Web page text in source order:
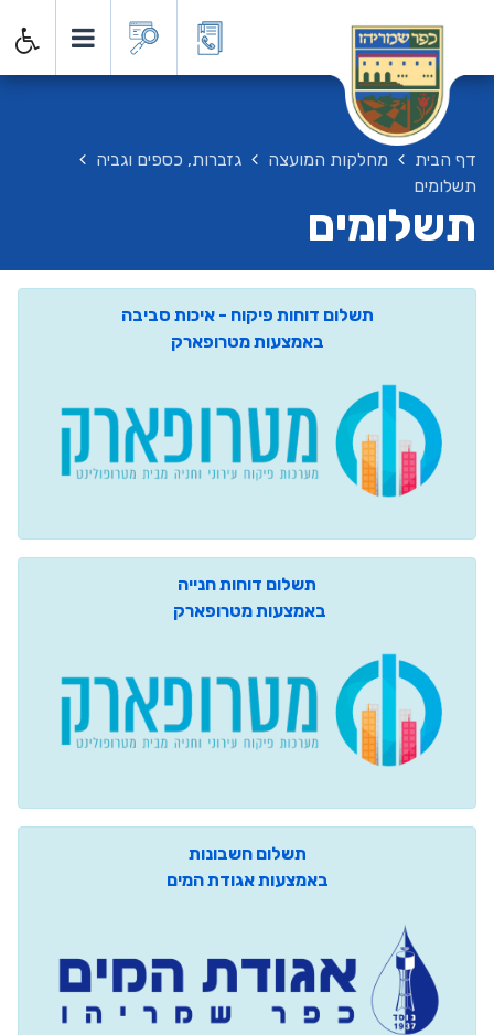
דף הבית מחלקות המועצה
גזברות, כספים וגביה
תשלומים
תשלומים
תשלום דוחות פיקוח - איכות סביבה
באמצעות מטרופארק
תשלום דוחות חנייה
באמצעות מטרופארק
תשלום חשבונות
באמצעות אגודת המים